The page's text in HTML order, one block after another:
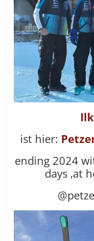
ist hier:
ending 2024
days ‚at